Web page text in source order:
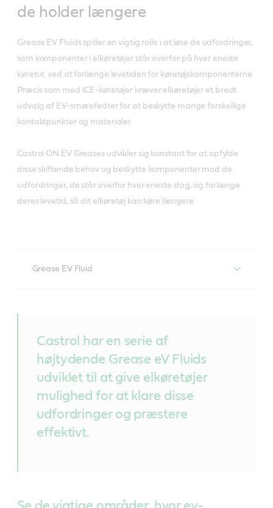
de holder længere
Grease EV Fluids spiller en vigtig rolle i at løse de udfordringer,
som komponenter i elkøretøjer står overfor på hver eneste
køretur, ved at forlænge levetiden for køretøjskomponenterne.
Præcis som med ICE-køretøjer kræver elkøretøjer et bredt
udvalg af EV-smørefedter for at beskytte mange forskellige
kontaktpunkter og materialer.
Castrol ON EV Greases udvikler sig konstant for at opfylde
disse skiftende behov og beskytte komponenter mod de
udfordringer, de står overfor hver eneste dag, og forlænge
deres levetid, så dit elkøretøj kan køre længere.
Grease EV Fluid
Udfordringen
Komponenter i et elkøretøj står over for udfordringer
som f.eks. elektrisk kompatibilitet, holdbarhed,
effektivitet, udholdenhed og korrosion, der kan påvirke
individuelle komponenter og køretøjets generelle
ydelse markant.
som er udviklet specielt til at hjælpe komponenter i
Castrol har en serie af
højtydende Grease eV Fluids
udviklet til at give elkøretøjer
mulighed for at klare disse
udfordringer og præstere
effektivt.